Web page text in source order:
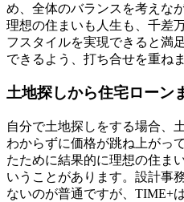
め、全体のバランスを考えな
理想の住まいも人生も、千差
フスタイルを実現できると満
できるよう、打ち合せを重ねま
土地探しから住宅ローン
自分で土地探しをする場合、
わからずに価格が跳ね上がっ
たために結果的に理想の住ま
いうことがあります。設計事
ないのが普通ですが、TIME+